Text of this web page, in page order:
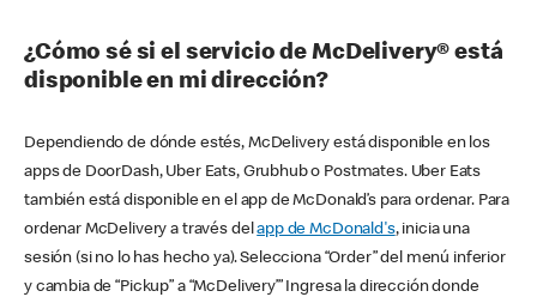
¿Cómo sé si el servicio de McDelivery® está
disponible en mi dirección?
Dependiendo de dónde estés, McDelivery está disponible en los
apps de DoorDash, Uber Eats, Grubhub o Postmates. Uber Eats
también está disponible en el app de McDonald’s para ordenar. Para
ordenar McDelivery a través delapp de McDonald's, inicia una
sesión (si no lo has hecho ya). Selecciona “Order” del menú inferior
y cambia de “Pickup” a “McDelivery’” Ingresa la dirección donde